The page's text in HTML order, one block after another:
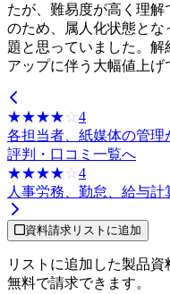
たが、難易度が高く理解
のため、属人化状態と
題と思っていました。
アップに伴う大幅値上げ
☆☆☆☆☆
★★★★★4
各担当者、紙媒体の管理
評判・口コミ一覧へ
☆☆☆☆☆
★★★★★4
人事労務、勤怠、給与
資料請求リストに追加
リストに追加した製品資
無料で請求できます。